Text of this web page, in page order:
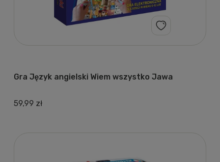
Gra Język angielski Wiem wszystko Jawa
59,99 zł